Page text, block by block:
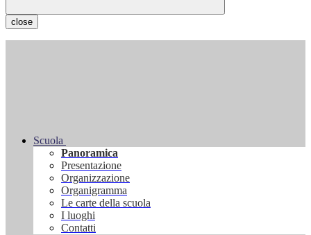
close
Scuola
Panoramica
Presentazione
Organizzazione
Organigramma
Le carte della scuola
I luoghi
Contatti